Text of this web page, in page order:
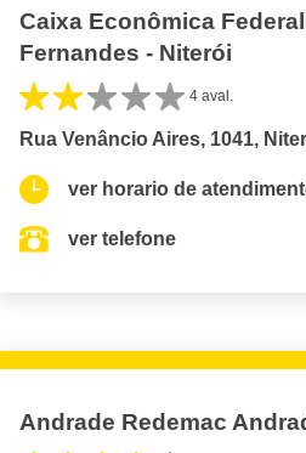
Caixa Econômica
Fernandes - Niterói
4 aval.
Rua Venâncio Aires, 1041,
ver horario de
ver telefone
Andrade Redemac